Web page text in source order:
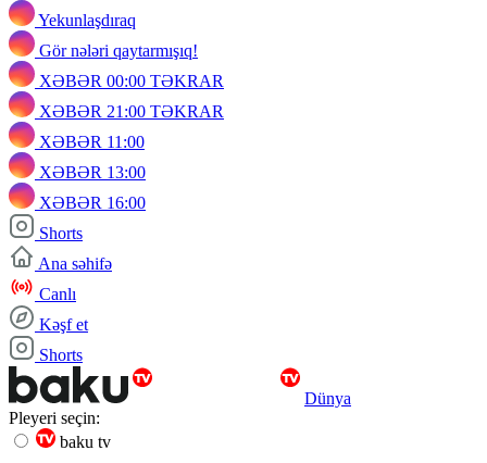
Yekunlaşdıraq
Gör nələri qaytarmışıq!
XƏBƏR 00:00 TƏKRAR
XƏBƏR 21:00 TƏKRAR
XƏBƏR 11:00
XƏBƏR 13:00
XƏBƏR 16:00
Shorts
Ana səhifə
Canlı
Kəşf et
Shorts
Dünya
Pleyeri seçin:
baku tv